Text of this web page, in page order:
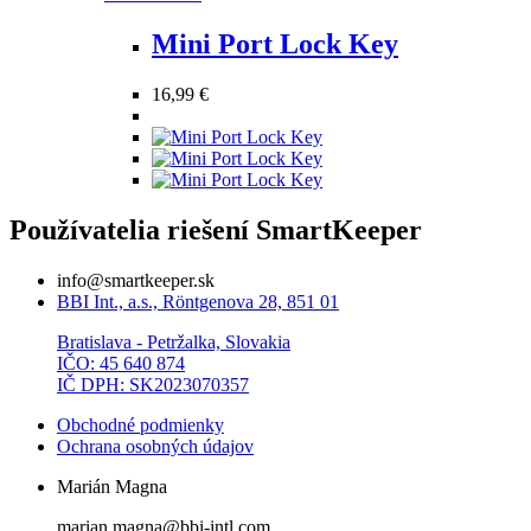
má
viacero
Možnosti
môžete
vybrať
na
produktu.
Mini Port Lock Key
16,99 €
Používatelia riešení SmartKeeper
info@smartkeeper.sk
BBI Int., a.s., Röntgenova 28, 851 01
Bratislava - Petržalka, Slovakia
IČO: 45 640 874
IČ DPH: SK2023070357
Obchodné podmienky
Ochrana osobných údajov
Marián Magna
marian.magna@bbi-intl.com